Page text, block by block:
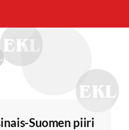
Keskusliiton
Suomen piiri